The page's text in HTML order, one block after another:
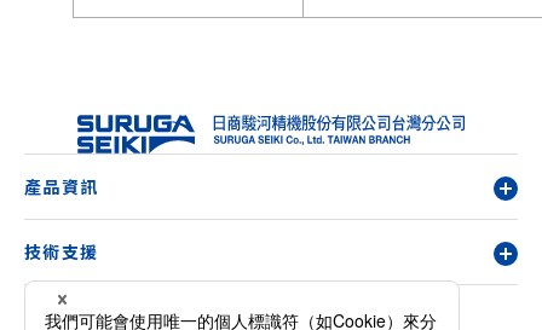
產品資訊
技術支援
關於我們